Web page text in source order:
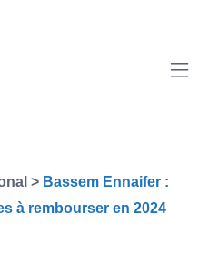
> Bassem Ennaifer :
à rembourser en 2024